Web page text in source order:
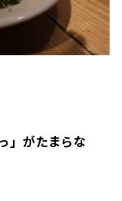
」がたまらな